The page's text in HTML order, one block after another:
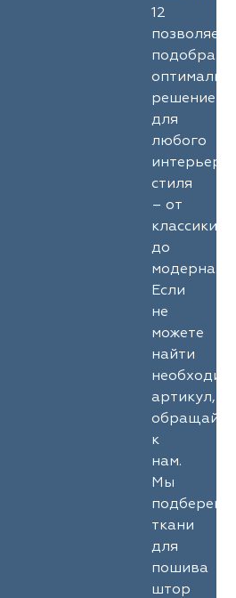
12
позволяет
подобрать
решение
для
любого
стиля
– от
классики
до
модерна.
Если
не
можете
найти
артикул,
к
нам.
Мы
подберем
ткани
для
пошива
штор